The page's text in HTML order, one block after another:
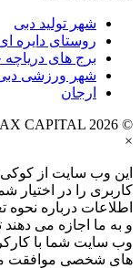
شهر تولید دبی
روستای دایره ای
برج های دریاچه
شهر ورزشی
ارجان
© AX CAPITAL 2026. کلیه حقوق محفوظ است.
×
این وب سایت از کوکی
کاربری را در اختیار
اطلاعات درباره
و به ما اجازه می دهند
وب سایت شما با
های شخصی موافقت